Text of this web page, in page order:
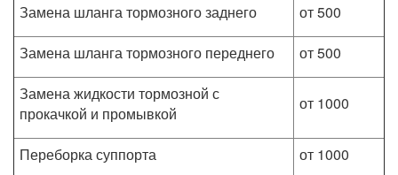
Замена шланга тормозного заднего
от 500
Замена шланга тормозного переднего
от 500
Замена жидкости тормозной с
прокачкой и промывкой
от 1000
Переборка суппорта от 1000